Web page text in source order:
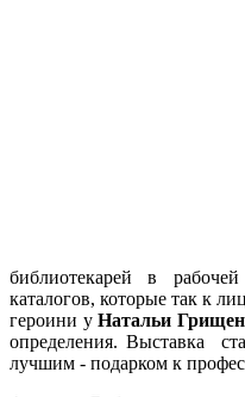
библиотекарей в
каталогов, которые так к
героини уНатальи
определения. Выставка
лучшим - подарком к